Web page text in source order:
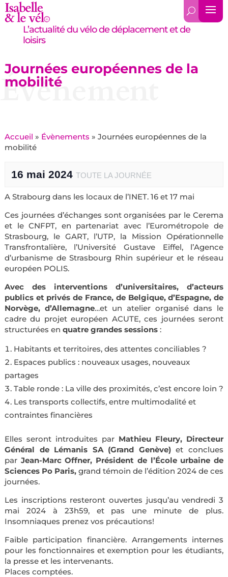
L’actualité du vélo de déplacement et de
loisirs
Journées européennes de la
mobilité
Évènement
Accueil » Évènements » Journées européennes de la
mobilité
16 mai 2024 TOUTE LA JOURNÉE
A Strabourg dans les locaux de l’INET. 16 et 17 mai
Ces journées d’échanges sont organisées par le Cerema
et le CNFPT, en partenariat avec l’Eurométropole de
Strasbourg, le GART, l’UTP, la Mission Opérationnelle
Transfrontalière, l’Université Gustave Eiffel, l’Agence
d’urbanisme de Strasbourg Rhin supérieur et le réseau
européen POLIS.
Avec des interventions d’universitaires, d’acteurs
publics et privés de France, de Belgique, d’Espagne, de
Norvège, d’Allemagne…et un atelier organisé dans le
cadre du projet européen ACUTE, ces journées seront
structurées en quatre grandes sessions:
Habitants et territoires, des attentes conciliables ?
Espaces publics : nouveaux usages, nouveaux
partages
Table ronde : La ville des proximités, c’est encore loin ?
Les transports collectifs, entre multimodalité et
contraintes financières
Elles seront introduites par Mathieu Fleury, Directeur
Général de Lémanis SA (Grand Genève)et conclues
par Jean-Marc Offner, Président de l’École urbaine de
Sciences Po Paris,grand témoin de l’édition 2024 de ces
journées.
Les inscriptions resteront ouvertes jusqu’au vendredi 3
mai 2024 à 23h59, et pas une minute de plus.
Insomniaques prenez vos précautions!
Faible participation financière. Arrangements internes
pour les fonctionnaires et exemption pour les étudiants,
la presse et les intervenants.
Places comptées.